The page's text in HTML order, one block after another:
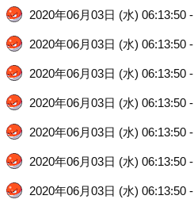
2020年06月03日 (水) 06:13:50 -
2020年06月03日 (水) 06:13:50 -
2020年06月03日 (水) 06:13:50 -
2020年06月03日 (水) 06:13:50 -
2020年06月03日 (水) 06:13:50 -
2020年06月03日 (水) 06:13:50 -
2020年06月03日 (水) 06:13:50 -